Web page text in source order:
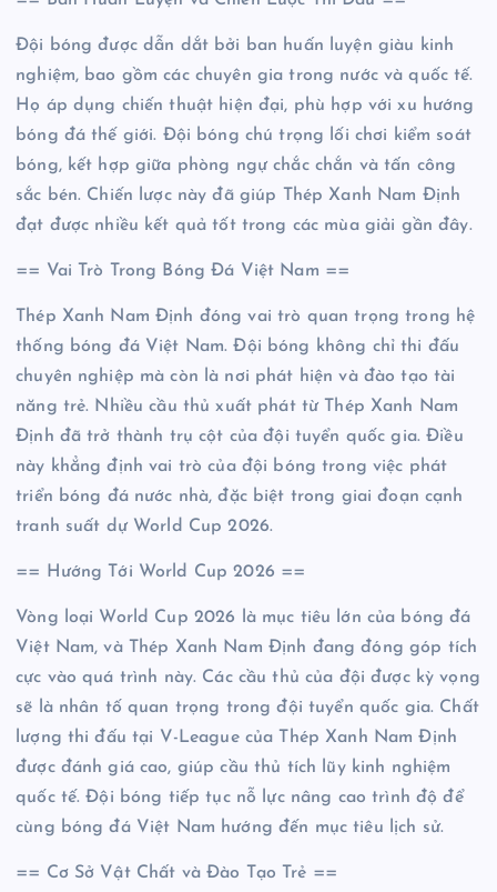
Đội bóng được dẫn dắt bởi ban huấn luyện giàu kinh
nghiệm, bao gồm các chuyên gia trong nước và quốc tế.
Họ áp dụng chiến thuật hiện đại, phù hợp với xu hướng
bóng đá thế giới. Đội bóng chú trọng lối chơi kiểm soát
bóng, kết hợp giữa phòng ngự chắc chắn và tấn công
sắc bén. Chiến lược này đã giúp Thép Xanh Nam Định
đạt được nhiều kết quả tốt trong các mùa giải gần đây.
== Vai Trò Trong Bóng Đá Việt Nam ==
Thép Xanh Nam Định đóng vai trò quan trọng trong hệ
thống bóng đá Việt Nam. Đội bóng không chỉ thi đấu
chuyên nghiệp mà còn là nơi phát hiện và đào tạo tài
năng trẻ. Nhiều cầu thủ xuất phát từ Thép Xanh Nam
Định đã trở thành trụ cột của đội tuyển quốc gia. Điều
này khẳng định vai trò của đội bóng trong việc phát
triển bóng đá nước nhà, đặc biệt trong giai đoạn cạnh
tranh suất dự World Cup 2026.
== Hướng Tới World Cup 2026 ==
Vòng loại World Cup 2026 là mục tiêu lớn của bóng đá
Việt Nam, và Thép Xanh Nam Định đang đóng góp tích
cực vào quá trình này. Các cầu thủ của đội được kỳ vọng
sẽ là nhân tố quan trọng trong đội tuyển quốc gia. Chất
lượng thi đấu tại V-League của Thép Xanh Nam Định
được đánh giá cao, giúp cầu thủ tích lũy kinh nghiệm
quốc tế. Đội bóng tiếp tục nỗ lực nâng cao trình độ để
cùng bóng đá Việt Nam hướng đến mục tiêu lịch sử.
== Cơ Sở Vật Chất và Đào Tạo Trẻ ==